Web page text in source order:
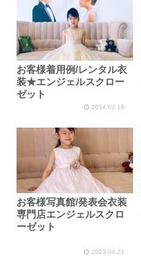
お客様着用例/レンタル衣
装★エンジェルスクロー
ゼット
2024.02.16
お客様写真館/発表会衣装
専門店エンジェルスクロ
ーゼット
2023.04.21